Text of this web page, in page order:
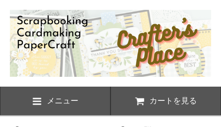
メニュー カートを見る